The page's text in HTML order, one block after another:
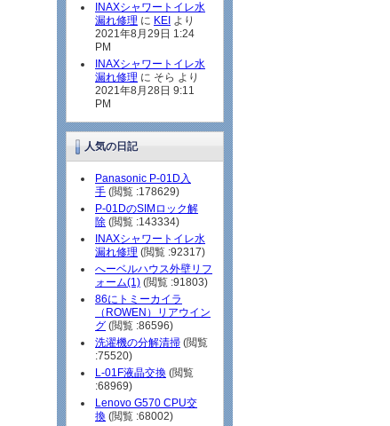
INAXシャワートイレ水
漏れ修理 に KEI より
2021年8月29日 1:24
PM
INAXシャワートイレ水
漏れ修理 に そら より
2021年8月28日 9:11
PM
人気の日記
Panasonic P-01D入
手 (閲覧 :178629)
P-01DのSIMロック解
除 (閲覧 :143334)
INAXシャワートイレ水
漏れ修理 (閲覧 :92317)
へーベルハウス外壁リフ
ォーム(1) (閲覧 :91803)
86にトミーカイラ
（ROWEN）リアウイン
グ (閲覧 :86596)
洗濯機の分解清掃 (閲覧
:75520)
L-01F液晶交換 (閲覧
:68969)
Lenovo G570 CPU交
換 (閲覧 :68002)